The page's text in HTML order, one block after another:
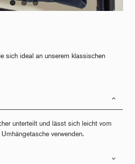
sich ideal an unserem klassischen
unterteilt und lässt sich leicht vom
verwenden.